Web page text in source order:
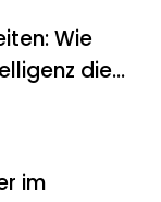
Wie
die
verändert
im